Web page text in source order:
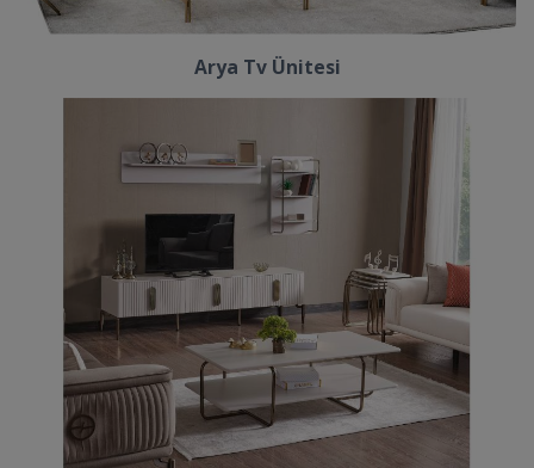
Arya Tv Ünitesi